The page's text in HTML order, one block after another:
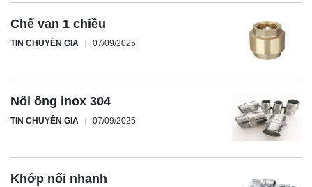
Chế van 1 chiều
TIN CHUYÊN GIA 07/09/2025
Nối ống inox 304
TIN CHUYÊN GIA 07/09/2025
Khớp nối nhanh